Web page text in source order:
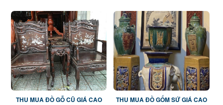
THU MUA ĐỒ GỖ CŨ GIÁ CAO THU MUA ĐỒ GỐM SỨ GIÁ CAO